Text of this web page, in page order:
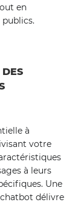
en
à
votre
à leurs
Une
délivre